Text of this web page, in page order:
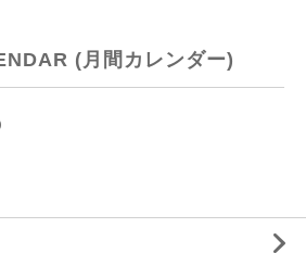
(月間カレンダー)